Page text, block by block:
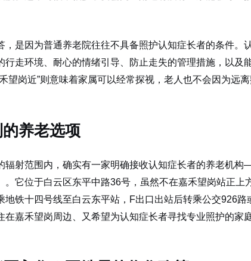
，是因为普通养老院往往不具备照护认知症长者的条件。
行走环境、耐心的情绪引导、防止走失的管理措施，以及
望岗近”则意味着家属可以经常探视，老人也不会因为远
养老选项
辐射范围内，确实有一家明确接收认知症长者的养老机
。它位于白云区东平中路36号，虽然不在嘉禾望岗站正上
地铁十四号线至白云东平站，F出口出站后转乘公交926路
在嘉禾望岗周边、又希望为认知症长者寻找专业照护的家